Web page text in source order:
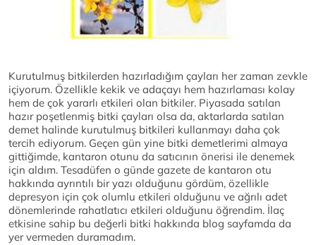
Kurutulmuş bitkilerden hazırladığım çayları her zaman zevkle
içiyorum. Özellikle kekik ve adaçayı hem hazırlaması kolay
hem de çok yararlı etkileri olan bitkiler. Piyasada satılan
hazır poşetlenmiş bitki çayları olsa da, aktarlarda satılan
demet halinde kurutulmuş bitkileri kullanmayı daha çok
tercih ediyorum. Geçen gün yine bitki demetlerimi almaya
gittiğimde, kantaron otunu da satıcının önerisi ile denemek
için aldım. Tesadüfen o günde gazete de kantaron otu
hakkında ayrıntılı bir yazı olduğunu gördüm, özellikle
depresyon için çok olumlu etkileri olduğunu ve ağrılı adet
dönemlerinde rahatlatıcı etkileri olduğunu öğrendim. İlaç
etkisine sahip bu değerli bitki hakkında blog sayfamda da
yer vermeden duramadım.